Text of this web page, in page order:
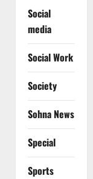
Social
media
Social Work
Society
Sohna News
Special
Sports